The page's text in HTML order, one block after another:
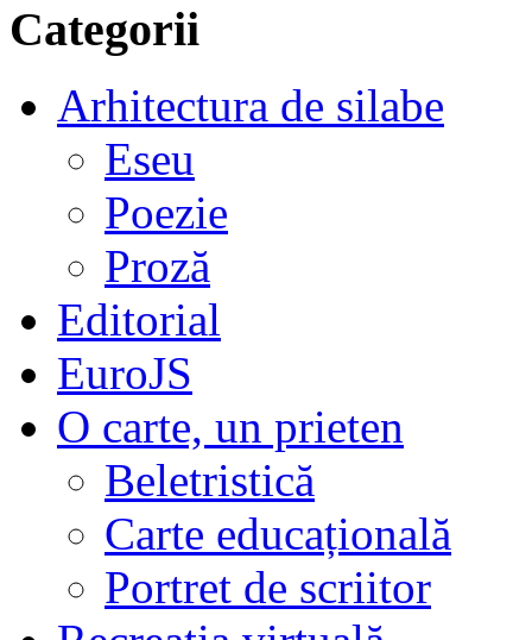
Categorii
Arhitectura de silabe
Eseu
Poezie
Proză
Editorial
EuroJS
O carte, un prieten
Beletristică
Carte educațională
Portret de scriitor